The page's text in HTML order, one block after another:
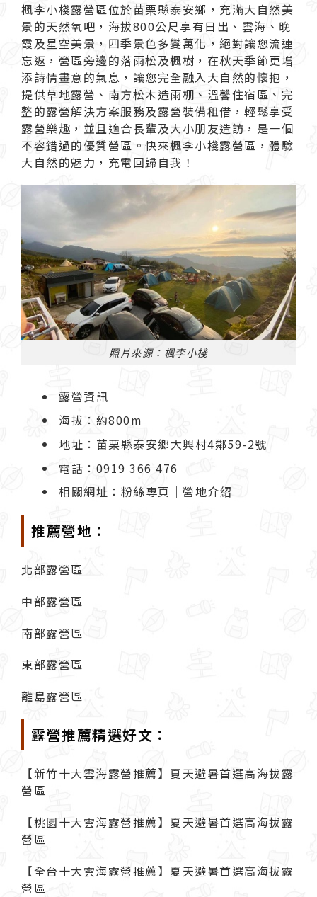
楓李小棧露營區位於苗栗縣泰安鄉，充滿大自然美
景的天然氧吧，海拔800公尺享有日出、雲海、晚
霞及星空美景，四季景色多變萬化，絕對讓您流連
忘返，營區旁邊的落雨松及楓樹，在秋天季節更增
添詩情畫意的氣息，讓您完全融入大自然的懷抱，
提供草地露營、南方松木造雨棚、溫馨住宿區、完
整的露營解決方案服務及露營裝備租借，輕鬆享受
露營樂趣，並且適合長輩及大小朋友造訪，是一個
不容錯過的優質營區。快來楓李小棧露營區，體驗
大自然的魅力，充電回歸自我！
照片來源：楓李小棧
露營資訊
海拔：約800m
地址：苗栗縣泰安鄉大興村4鄰59-2號
電話：0919 366 476
相關網址： 粉絲專頁 ｜ 營地介紹
推薦營地：
北部露營區
中部露營區
南部露營區
東部露營區
離島露營區
露營推薦精選好文：
【新竹十大雲海露營推薦】夏天避暑首選高海拔露
營區
【桃園十大雲海露營推薦】夏天避暑首選高海拔露
營區
【全台十大雲海露營推薦】夏天避暑首選高海拔露
營區